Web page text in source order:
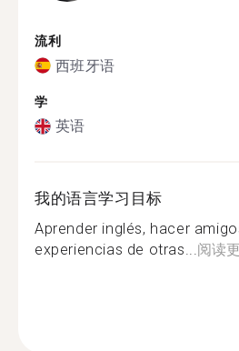
流利
西班牙语
学
英语
我的语言学习目标
Aprender inglés, hacer
experiencias de otras...阅读